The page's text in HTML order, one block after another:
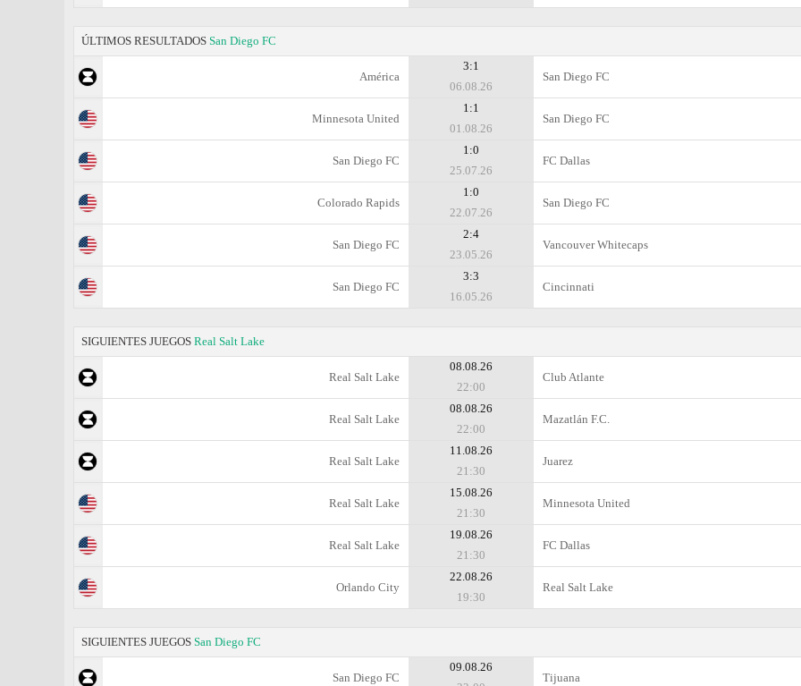
ÚLTIMOS RESULTADOS San Diego FC
América
3:1
06.08.26
San Diego FC
Minnesota United
1:1
01.08.26
San Diego FC
San Diego FC
1:0
25.07.26
FC Dallas
Colorado Rapids
1:0
22.07.26
San Diego FC
San Diego FC
2:4
23.05.26
Vancouver Whitecaps
San Diego FC
3:3
16.05.26
Cincinnati
SIGUIENTES JUEGOS Real Salt Lake
Real Salt Lake
08.08.26
22:00
Club Atlante
Real Salt Lake
08.08.26
22:00
Mazatlán F.C.
Real Salt Lake
11.08.26
21:30
Juаrez
Real Salt Lake
15.08.26
21:30
Minnesota United
Real Salt Lake
19.08.26
21:30
FC Dallas
Orlando City
22.08.26
19:30
Real Salt Lake
SIGUIENTES JUEGOS San Diego FC
San Diego FC
09.08.26
Tijuana